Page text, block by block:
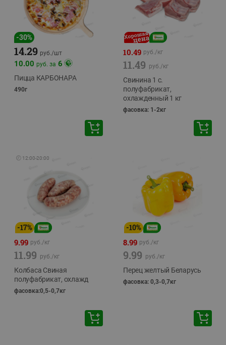
-30%
14.29 руб./шт
10.00 руб. за 6
Пицца КАРБОНАРА
490г
10.49 руб./кг
11.49 руб./кг
Свинина 1 с.
полуфабрикат,
охлажденный 1 кг
фасовка: 1-2кг
🕘 12:00-20:00
-17%
9.99 руб./кг
11.99 руб./кг
Колбаса Свиная
полуфабрикат, охлажд
фасовка:0,5-0,7кг
-10%
8.99 руб./кг
9.99 руб./кг
Перец желтый Беларусь
фасовка: 0,3-0,7кг